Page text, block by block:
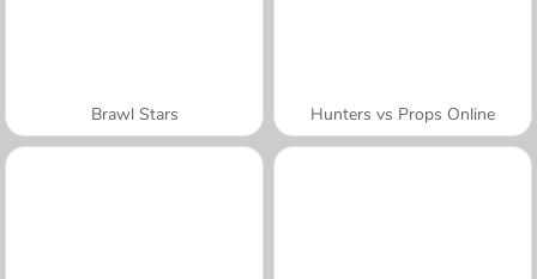
Brawl Stars Hunters vs Props Online